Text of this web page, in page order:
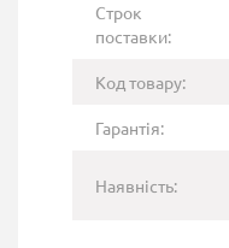
Строк
поставки:
Код товару:
Гарантія:
Наявність: